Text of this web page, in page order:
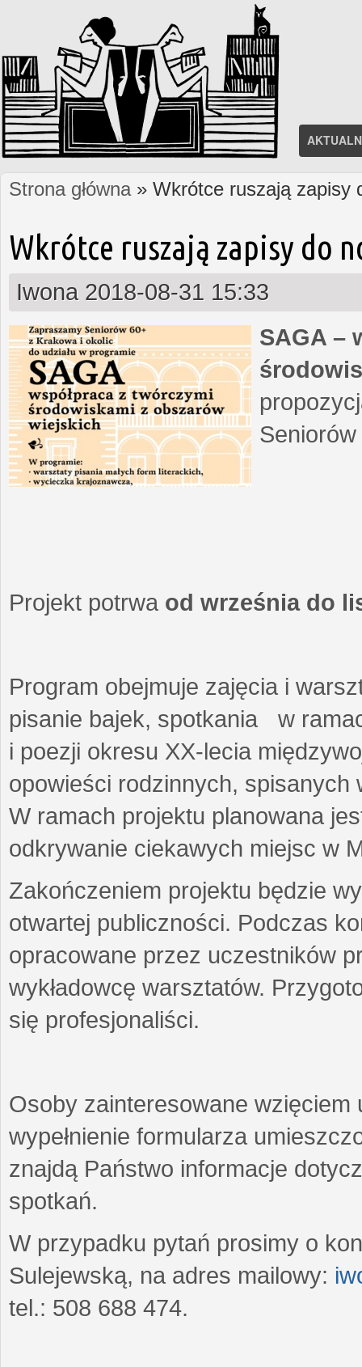
Jesteś tutaj
Strona główna» Wkrótce ruszają zapisy
Wkrótce ruszają zapisy do
Iwona 2018-08-31 15:33
SAGA –
Projekt potrwa od września do
Program obejmuje zajęcia i
pisanie bajek, spotkania w
i poezji okresu XX-lecia
opowieści rodzinnych,
W ramach projektu planowana
odkrywanie ciekawych miejsc w
Zakończeniem projektu będzie
otwartej publiczności. Podczas
opracowane przez uczestników
wykładowcę warsztatów.
się profesjonaliści.
Osoby zainteresowane wzięciem
wypełnienie formularza
znajdą Państwo informacje
spotkań.
W przypadku pytań prosimy o
Sulejewską, na adres mailowy:
tel.: 508 688 474.